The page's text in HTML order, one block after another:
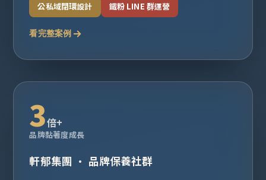
公私域閉環設計 鐵粉 LINE 群運營
看完整案例
3倍+
品牌黏著度成長
軒郁集團 · 品牌保養社群